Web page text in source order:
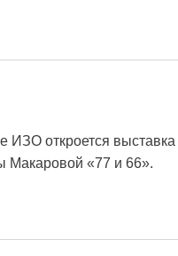
ИЗО откроется
Макаровой «77 и 66».